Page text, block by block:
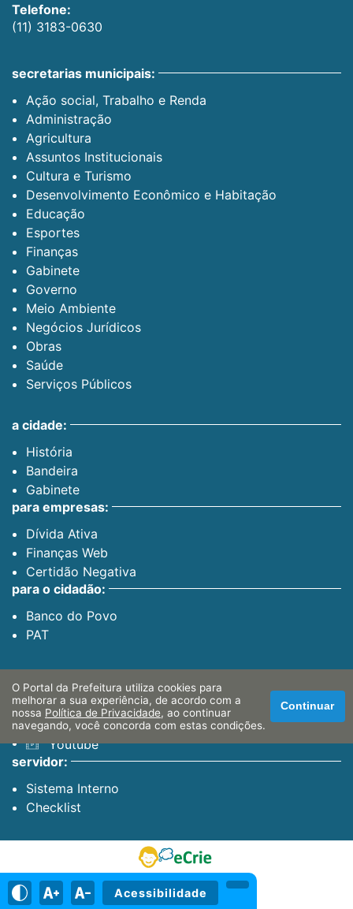
Acessibilidade
Telefone:
(11) 3183-0630
secretarias municipais:
Ação social, Trabalho e Renda
Administração
Agricultura
Assuntos Institucionais
Cultura e Turismo
Desenvolvimento Econômico e Habitação
Educação
Esportes
Finanças
Gabinete
Governo
Meio Ambiente
Negócios Jurídicos
Obras
Saúde
Serviços Públicos
a cidade:
História
Bandeira
Gabinete
para empresas:
Dívida Ativa
Finanças Web
Certidão Negativa
para o cidadão:
Banco do Povo
PAT
Facebook
Instagram
Youtube
servidor:
Sistema Interno
Checklist
O Portal da Prefeitura utiliza cookies para
melhorar a sua experiência, de acordo com a
nossa Política de Privacidade, ao continuar
navegando, você concorda com estas condições.
Continuar